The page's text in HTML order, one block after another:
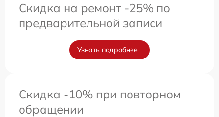
Скидка на ремонт -25% по
предварительной записи
Узнать подробнее
Скидка -10% при повторном
обращении